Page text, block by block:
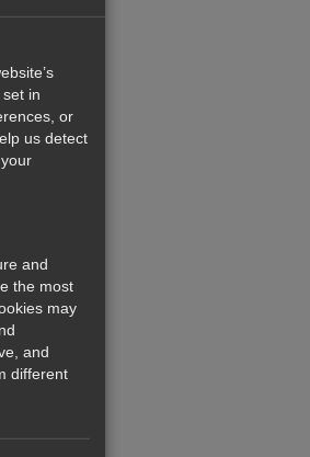
in
or
us detect
and
the most
may
and
different